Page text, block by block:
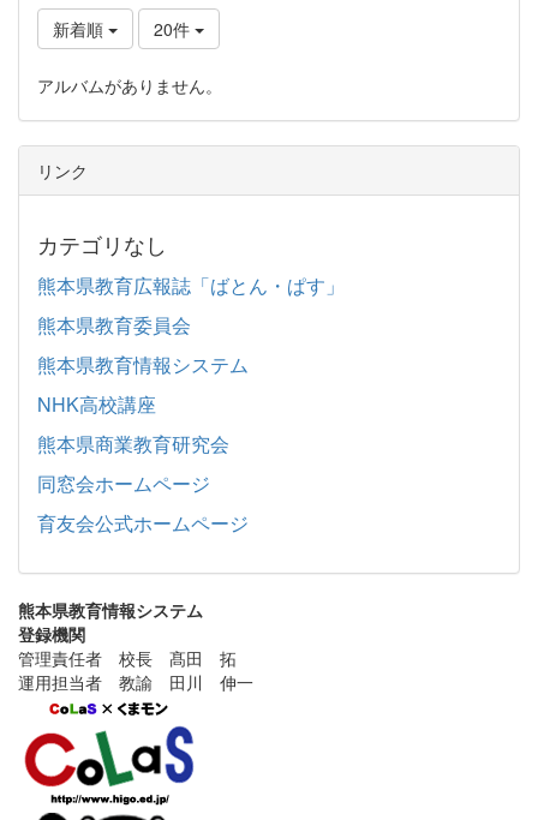
新着順 20件
アルバムがありません。
リンク
カテゴリなし
熊本県教育広報誌「ばとん・ぱす」
熊本県教育委員会
熊本県教育情報システム
NHK高校講座
熊本県商業教育研究会
同窓会ホームページ
育友会公式ホームページ
熊本県教育情報システム
登録機関
管理責任者 校長 髙田 拓
運用担当者 教諭 田川 伸一